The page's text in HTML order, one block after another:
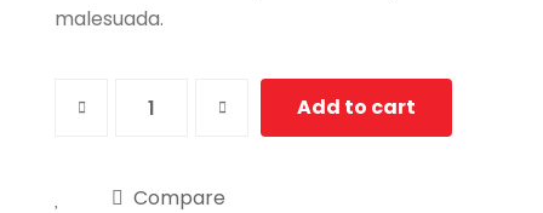
malesuada.
quantity
Add to cart
Compare